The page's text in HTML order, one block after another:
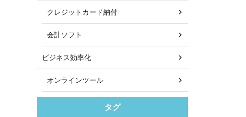
クレジットカード納付
会計ソフト
ビジネス効率化
オンラインツール
タグ